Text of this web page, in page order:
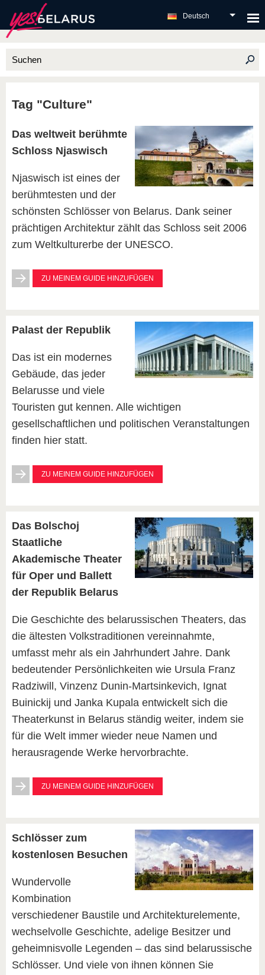
Deutsch
Tag "Culture"
Das weltweit berühmte
Schloss Njaswisch
Njaswisch ist eines der
berühmtesten und der
schönsten Schlösser von Belarus. Dank seiner
prächtigen Architektur zählt das Schloss seit 2006
zum Weltkulturerbe der UNESCO.
ZU MEINEM GUIDE HINZUFÜGEN
Palast der Republik
Das ist ein modernes
Gebäude, das jeder
Belarusse und viele
Touristen gut kennen. Alle wichtigen
gesellschaftlichen und politischen Veranstaltungen
finden hier statt.
ZU MEINEM GUIDE HINZUFÜGEN
Das Bolschoj
Staatliche
Akademische Theater
für Oper und Ballett
der Republik Belarus
Die Geschichte des belarussischen Theaters, das
die ältesten Volkstraditionen vereinnahmte,
umfasst mehr als ein Jahrhundert Jahre. Dank
bedeutender Persönlichkeiten wie Ursula Franz
Radziwill, Vinzenz Dunin-Martsinkevich, Ignat
Buinickij und Janka Kupala entwickelt sich die
Theaterkunst in Belarus ständig weiter, indem sie
für die Welt immer wieder neue Namen und
herausragende Werke hervorbrachte.
ZU MEINEM GUIDE HINZUFÜGEN
Schlösser zum
kostenlosen Besuchen
Wundervolle
Kombination
verschiedener Baustile und Architekturelemente,
wechselvolle Geschichte, adelige Besitzer und
geheimnisvolle Legenden – das sind belarussische
Schlösser. Und viele von ihnen können Sie